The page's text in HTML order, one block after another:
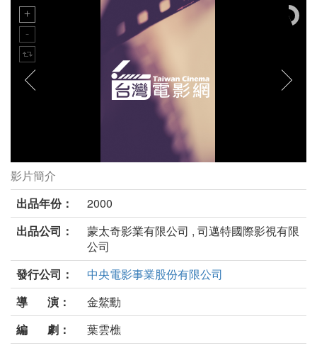
報告總司令劇照
影片簡介
出品年份：
2000
出品公司：
蒙太奇影業有限公司 , 司邁特國際影視有限
公司
發行公司：
中央電影事業股份有限公司
導 演：
金鰲勳
編 劇：
葉雲樵